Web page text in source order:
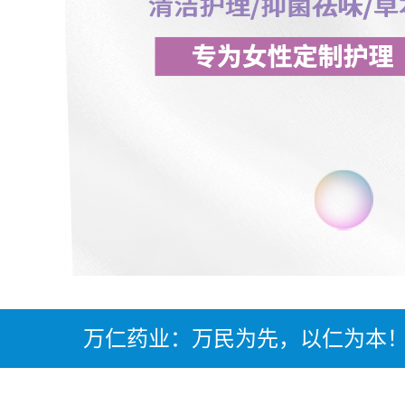
万仁药业：万民为先，以仁为本